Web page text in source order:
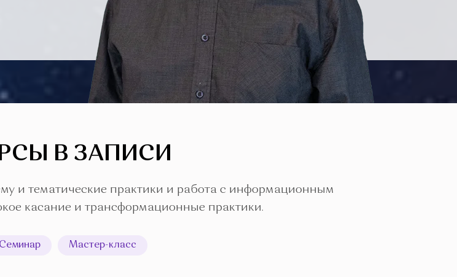
В ЗАПИСИ
и тематические практики и работа с информационным
касание и трансформационные практики.
Семинар Мастер-класс